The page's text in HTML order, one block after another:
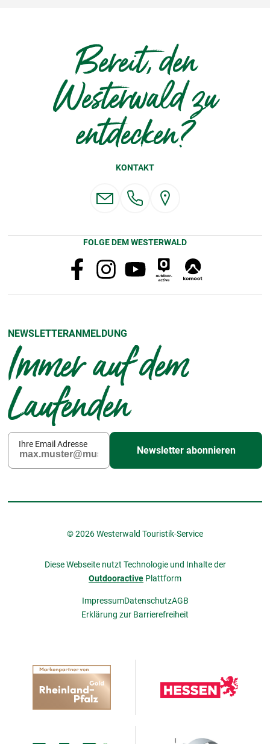
Bereit, den
Westerwald zu
entdecken?
KONTAKT
FOLGE DEM WESTERWALD
NEWSLETTERANMELDUNG
Immer auf dem
Laufenden
Ihre Email Adresse
Newsletter abonnieren
© 2026 Westerwald Touristik-Service
Diese Webseite nutzt Technologie und Inhalte der
Outdooractive Plattform
ImpressumDatenschutzAGB
Erklärung zur Barrierefreiheit